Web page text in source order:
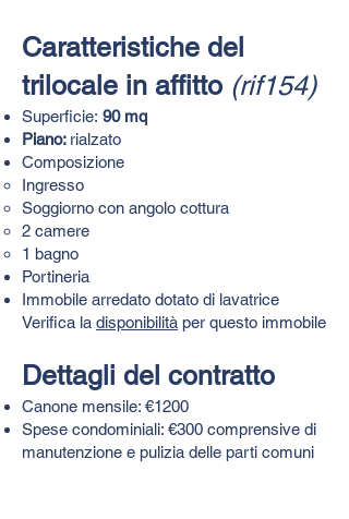
​​​​Caratteristiche del
trilocale in affitto (rif154)​
Superficie: 90 mq
Piano: rialzato
Composizione​​
Ingresso
Soggiorno con angolo cottura
2 camere
1 bagno
Portineria
Immobile arredato dotato di lavatrice
Verifica la disponibilità per questo immobile
Dettagli del contratto
Canone mensile: €1200
Spese condominiali: €300 comprensive di
manutenzione e pulizia delle parti comuni